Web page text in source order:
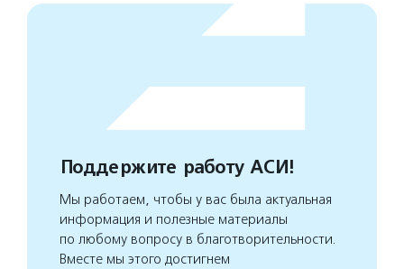
Поддержите работу АСИ!
Мы работаем, чтобы у вас была актуальная
информация и полезные материалы
по любому вопросу в благотворительности.
Вместе мы этого достигнем